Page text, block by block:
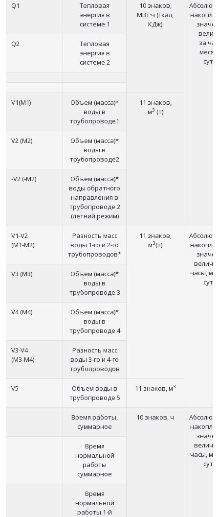
Q1
Тепловая
энергия в
системе 1
10 знаков,
МВт·ч (Гкал,
КДж)
за
Q2
Тепловая
энергия в
системе 2
V1(M1)
Объем (масса)*
воды в
трубопроводе1
11 знаков,
м3 (т)
V2 (M2)
Объем (масса)*
воды в
трубопроводе2
-V2 (-M2)
Объем (масса)*
воды обратного
на­правления в
трубопроводе 2
(летний режим)
V1-V2
(M1-M2)
Разность масс
воды 1-го и 2-го
трубопроводов*
11 знаков,
м3(т)
часы,
V3 (M3)
Объем (масса)*
воды в
трубопроводе 3
V4 (M4)
Объем (масса)*
воды в
трубопроводе 4
V3-V4
(M3-M4)
Разность масс
воды 3-го и 4-го
трубопроводов
V5
Объем воды в
трубопроводе 5
11 знаков, м3
Время работы,
суммарное
10 знаков, ч
часы,
Время
нормальной
работы
суммарное
Время
нормальной
работы 1-й